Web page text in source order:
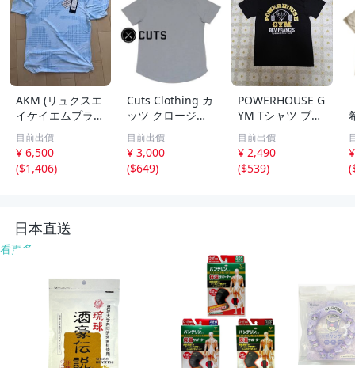
AKM (リュクスエ
イケイエムプラ
ス)ゴルフ ハウン
ドトゥース×カモ
柄モックネック
1piu1uguale3 L
目前出價
¥ 6,500
($1,406)
Cuts Clothing カ
ッツ クロージン
グ CURVE HEM
Ｔシャツ スポー
ツ アクティブ ラ
ンニング トレー
目前出價
¥ 3,000
($649)
POWERHOUSE G
YM Tシャツ ブラ
ック ロゴプリン
ト 両面イエロー
目前出價
¥ 2,490
($539)
(
日本直送
看更多